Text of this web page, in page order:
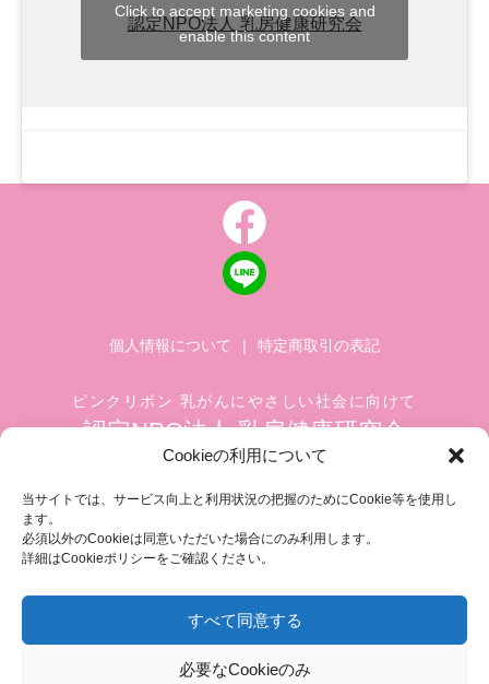
Cookieの利用について
当サイトでは、サービス向上と利用状況の把握のためにCookie等を使用し
ます。
必須以外のCookieは同意いただいた場合にのみ利用します。
詳細はCookieポリシーをご確認ください。
すべて同意する
必要なCookieのみ
認定NPO法人 乳房健康研究会
Click to accept marketing cookies and
enable this content
個人情報について | 特定商取引の表記
ピンクリボン 乳がんにやさしい社会に向けて
認定NPO法人 乳房健康研究会
築地ホワイトビル 1002
FAX.03-3545-6545
info@breastcare.jp
COPYRIGHT (C) 2019 JAPAN SOCIETY OF BREAST HEALTH, ALL RIGHT RESERVED